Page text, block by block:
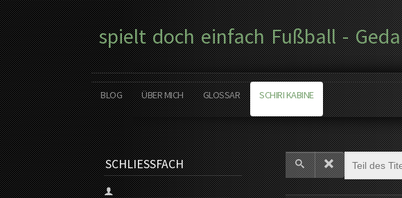
spielt doch einfach Fußball -
BLOG ÜBER MICH GLOSSAR SCHIRI KABINE
SCHLIESSFACH